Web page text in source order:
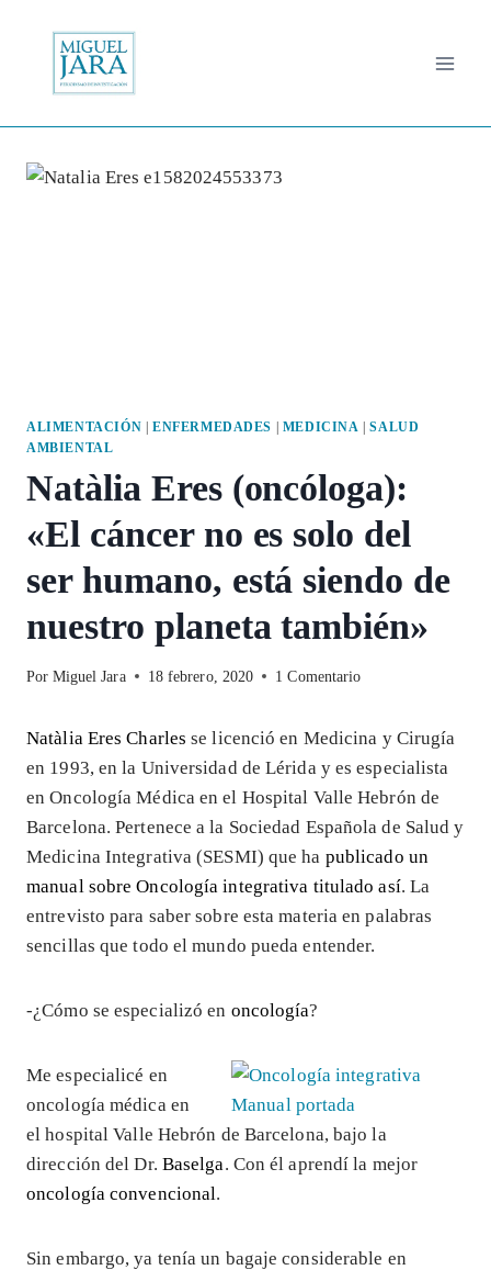
contenido
ALIMENTACIÓN ENFERMEDADES MEDICINA |SALUD
AMBIENTAL
Natàlia Eres (oncóloga):
«El cáncer no es solo del
ser humano, está siendo de
nuestro planeta también»
Por Miguel Jara 18 febrero, 2020 1 Comentario
Natàlia Eres Charles se licenció en Medicina y Cirugía
en 1993, en la Universidad de Lérida y es especialista
en Oncología Médica en el Hospital Valle Hebrón de
Barcelona. Pertenece a la Sociedad Española de Salud y
Medicina Integrativa (SESMI) que ha publicado un
manual sobre Oncología integrativa titulado así. La
entrevisto para saber sobre esta materia en palabras
sencillas que todo el mundo pueda entender.
-¿Cómo se especializó en oncología?
Me especialicé en
oncología médica en
el hospital Valle Hebrón de Barcelona, bajo la
dirección del Dr. Baselga. Con él aprendí la mejor
oncología convencional.
Sin embargo, ya tenía un bagaje considerable en